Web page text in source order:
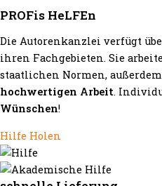
PROFis HeLFEn
Die Autorenkanzlei verfügt
ihren Fachgebieten. Sie
staatlichen Normen,
hochwertigen Arbeit.
Wünschen!
Hilfe Holen